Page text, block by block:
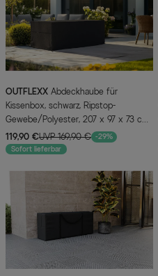
OUTFLEXX
Kissenbox, schwarz, Ripstop-
Gewebe/Polyester, 207 x 97 x 73 cm,
wasserabweisend, UV-Schutz
119,90 €UVP 169,90 € -29%
Sofort lieferbar